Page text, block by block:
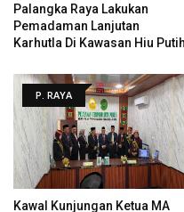
Palangka Raya Lakukan
Pemadaman Lanjutan
Karhutla Di Kawasan Hiu Putih
P. RAYA
Kawal Kunjungan Ketua MA